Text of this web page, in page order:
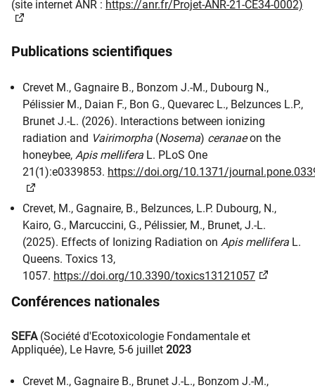
(site internet ANR : https://anr.fr/Projet-ANR-21-CE34-0002)
Publications scientifiques
Crevet M., Gagnaire B., Bonzom J.-M., Dubourg N.,
Pélissier M., Daian F., Bon G., Quevarec L., Belzunces L.P.,
Brunet J.-L. (2026). Interactions between ionizing
radiation and Vairimorpha (Nosema) ceranaeon the
honeybee, Apis mellifera L. PLoS One
21(1):e0339853. https://doi.org/10.1371/
Crevet, M., Gagnaire, B., Belzunces, L.P. Dubourg, N.,
Kairo, G., Marcuccini, G., Pélissier, M., Brunet, J.-L.
(2025). Effects of Ionizing Radiation on Apis mellifera L.
Queens. Toxics 13,
1057. https://doi.org/10.3390/toxics13121057
Conférences nationales
SEFA (Société d'Ecotoxicologie Fondamentale et
Appliquée), Le Havre, 5-6 juillet 2023
Crevet M., Gagnaire B., Brunet J.-L., Bonzom J.-M.,